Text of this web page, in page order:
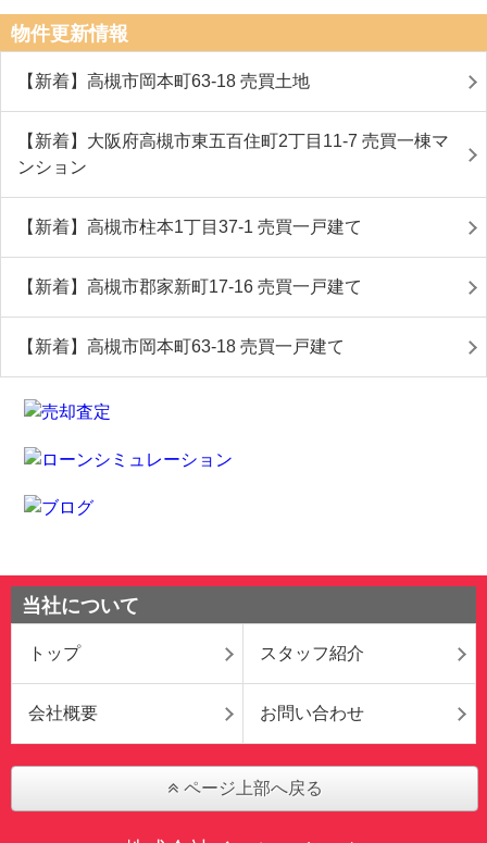
物件更新情報
【新着】高槻市岡本町63-18 売買土地
【新着】大阪府高槻市東五百住町2丁目11-7 売買一棟マ
ンション
【新着】高槻市柱本1丁目37-1 売買一戸建て
【新着】高槻市郡家新町17-16 売買一戸建て
【新着】高槻市岡本町63-18 売買一戸建て
当社について
トップ スタッフ紹介
会社概要 お問い合わせ
ページ上部へ戻る